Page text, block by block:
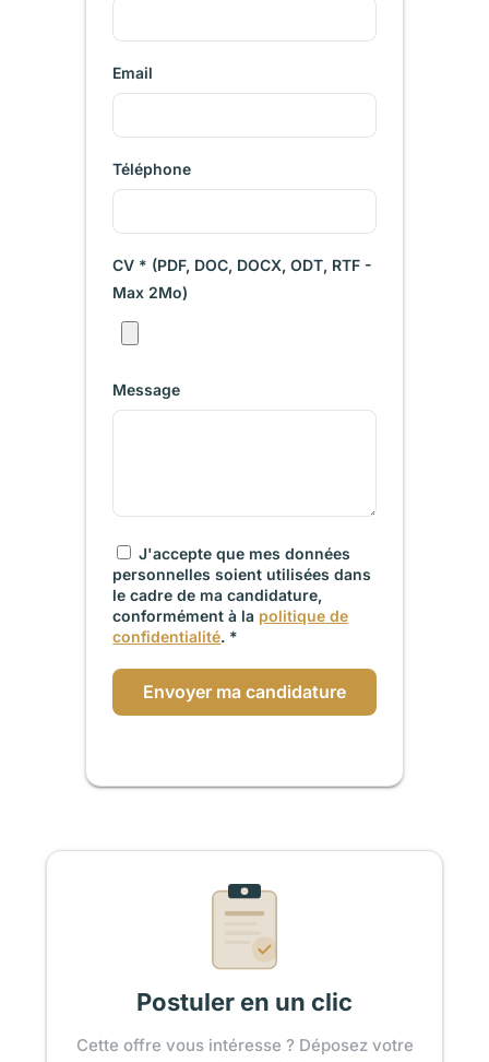
Email
Téléphone
CV * (PDF, DOC, DOCX, ODT, RTF -
Max 2Mo)
Message
J'accepte que mes données
personnelles soient utilisées dans
le cadre de ma candidature,
conformément à la politique de
confidentialité. *
Envoyer ma candidature
Postuler en un clic
Cette offre vous intéresse ? Déposez votre